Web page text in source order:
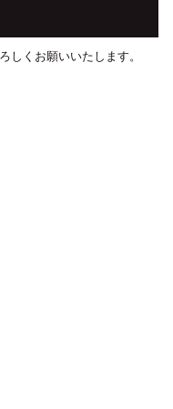
しくお願いいたします。